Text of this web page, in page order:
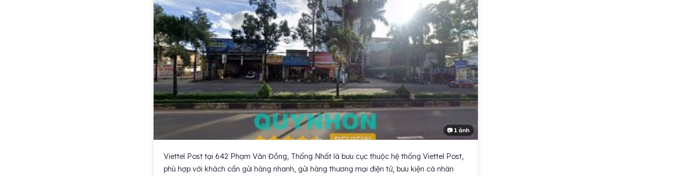
📷 1 ảnh
Viettel Post tại 642 Phạm Văn Đồng, Thống Nhất là bưu cục thuộc hệ thống Viettel Post,
phù hợp với khách cần gửi hàng nhanh, gửi hàng thương mại điện tử, bưu kiện cá nhân